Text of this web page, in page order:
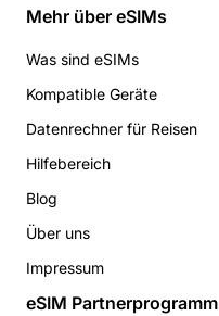
Mehr über eSIMs
Was sind eSIMs
Kompatible Geräte
Datenrechner für Reisen
Hilfebereich
Blog
Über uns
Impressum
eSIM Partnerprogramm